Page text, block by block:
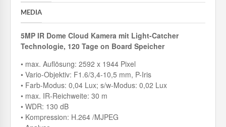
MEDIA
5MP IR Dome Cloud Kamera mit Light-Catcher
Technologie, 120 Tage on Board Speicher
• max. Auflösung: 2592 x 1944 Pixel
• Vario-Objektiv: F1.6/3,4-10,5 mm, P-Iris
• Farb-Modus: 0,04 Lux; s/w-Modus: 0,02 Lux
• max. IR-Reichweite: 30 m
• WDR: 130 dB
• Kompression: H.264 /MJPEG